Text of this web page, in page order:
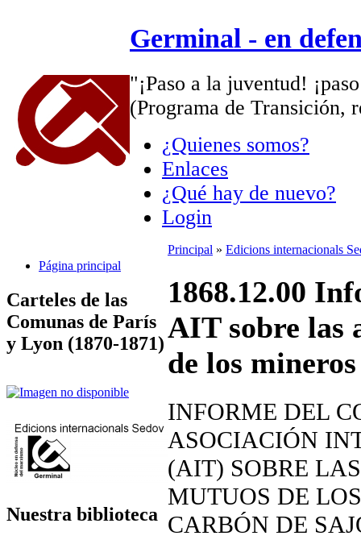
Germinal - en
"¡Paso a la juventud!
(Programa de Transición,
¿Quienes somos?
Enlaces
¿Qué hay de nuevo?
Login
Página principal
Carteles de las
Comunas de París
y Lyon (1870-1871)
Nuestra biblioteca
Principal » Edicions internacionals
1868.12.00
AIT sobre las
de los
INFORME DEL
ASOCIACIÓN
(AIT) SOBRE
MUTUOS DE
CARBÓN DE